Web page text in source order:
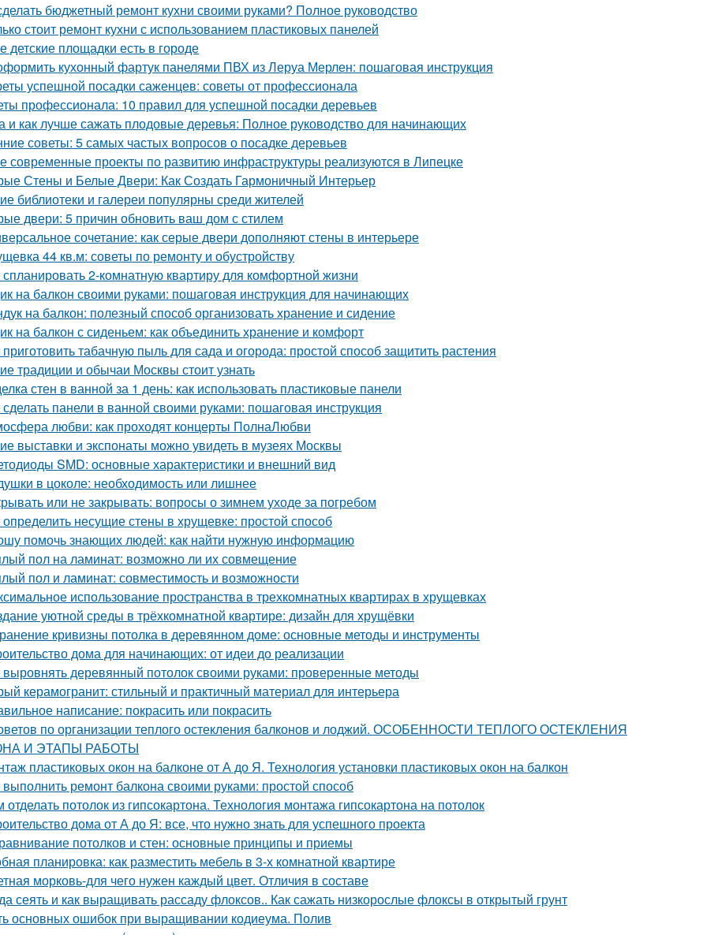
бюджетный ремонт кухни своими руками? Полное руководство
стоит ремонт кухни с использованием пластиковых панелей
детские площадки есть в городе
кухонный фартук панелями ПВХ из Леруа Мерлен: пошаговая инструкция
успешной посадки саженцев: советы от профессионала
профессионала: 10 правил для успешной посадки деревьев
и как лучше сажать плодовые деревья: Полное руководство для начинающих
советы: 5 самых частых вопросов о посадке деревьев
современные проекты по развитию инфраструктуры реализуются в Липецке
Стены и Белые Двери: Как Создать Гармоничный Интерьер
библиотеки и галереи популярны среди жителей
двери: 5 причин обновить ваш дом с стилем
сочетание: как серые двери дополняют стены в интерьере
44 кв.м: советы по ремонту и обустройству
спланировать 2-комнатную квартиру для комфортной жизни
на балкон своими руками: пошаговая инструкция для начинающих
на балкон: полезный способ организовать хранение и сидение
на балкон с сиденьем: как объединить хранение и комфорт
приготовить табачную пыль для сада и огорода: простой способ защитить растения
традиции и обычаи Москвы стоит узнать
стен в ванной за 1 день: как использовать пластиковые панели
сделать панели в ванной своими руками: пошаговая инструкция
любви: как проходят концерты ПолнаЛюбви
выставки и экспонаты можно увидеть в музеях Москвы
SMD: основные характеристики и внешний вид
в цоколе: необходимость или лишнее
или не закрывать: вопросы о зимнем уходе за погребом
определить несущие стены в хрущевке: простой способ
помочь знающих людей: как найти нужную информацию
пол на ламинат: возможно ли их совмещение
пол и ламинат: совместимость и возможности
использование пространства в трехкомнатных квартирах в хрущевках
уютной среды в трёхкомнатной квартире: дизайн для хрущёвки
кривизны потолка в деревянном доме: основные методы и инструменты
дома для начинающих: от идеи до реализации
выровнять деревянный потолок своими руками: проверенные методы
керамогранит: стильный и практичный материал для интерьера
написание: покрасить или покрасить
по организации теплого остекления балконов и лоджий. ОСОБЕННОСТИ ТЕПЛОГО ОСТЕКЛЕНИЯ
И ЭТАПЫ РАБОТЫ
пластиковых окон на балконе от А до Я. Технология установки пластиковых окон на балкон
выполнить ремонт балкона своими руками: простой способ
отделать потолок из гипсокартона. Технология монтажа гипсокартона на потолок
дома от А до Я: все, что нужно знать для успешного проекта
потолков и стен: основные принципы и приемы
планировка: как разместить мебель в 3-х комнатной квартире
морковь-для чего нужен каждый цвет. Отличия в составе
сеять и как выращивать рассаду флоксов.. Как сажать низкорослые флоксы в открытый грунт
основных ошибок при выращивании кодиеума. Полив